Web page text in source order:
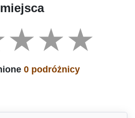
miejsca
0 podróżnicy